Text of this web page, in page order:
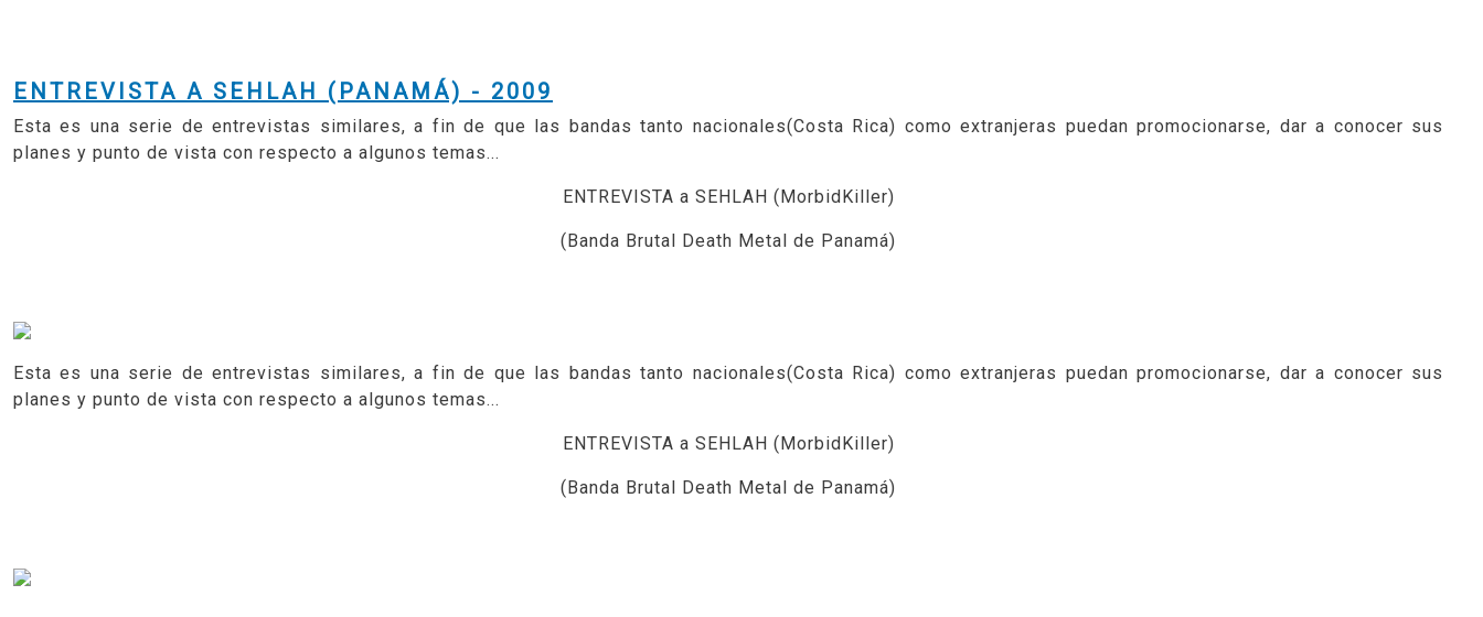
ENTREVISTA A SEHLAH (PANAMÁ) - 2009
Esta es una serie de entrevistas similares, a fin de que las bandas tanto nacionales(Costa Rica) como extranjeras puedan promocionarse, dar a conocer sus
planes y punto de vista con respecto a algunos temas...
ENTREVISTA a SEHLAH (MorbidKiller)
(Banda Brutal Death Metal de Panamá)
Esta es una serie de entrevistas similares, a fin de que las bandas tanto nacionales(Costa Rica) como extranjeras puedan promocionarse, dar a conocer sus
planes y punto de vista con respecto a algunos temas...
ENTREVISTA a SEHLAH (MorbidKiller)
(Banda Brutal Death Metal de Panamá)